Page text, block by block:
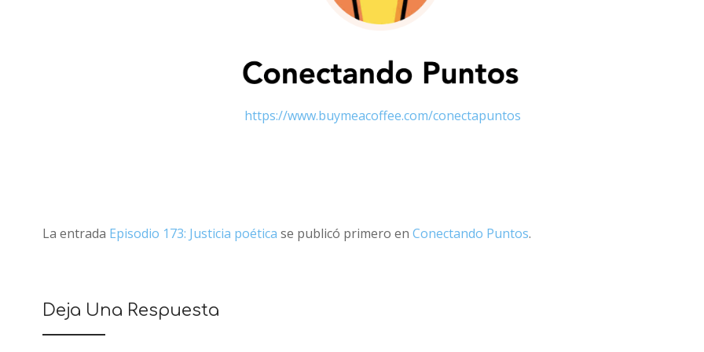
https://www.buymeacoffee.com/conectapuntos
La entrada Episodio 173: Justicia poética se publicó primero en Conectando Puntos.
Deja Una Respuesta